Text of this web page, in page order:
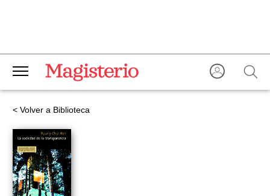
< Volver a Biblioteca